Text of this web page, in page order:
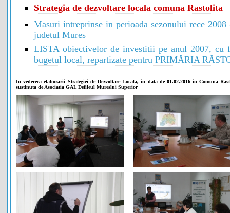
Strategia de dezvoltare locala comuna Rastolita
Masuri intreprinse in perioada sezonului rece
judetul Mures
LISTA obiectivelor de investitii pe anul 2007, cu
bugetul local, repartizate pentru PRIMĂRIA
In vedereea elaborarii Strategiei de Dezvoltare Locala, in data de 01.02.2016 in Comuna
sustinuta de Asociatia GAL Defileul Mureslui Superior